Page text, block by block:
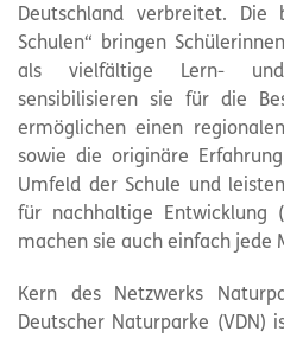
Deutschland verbreitet. Die
Schulen“ bringen
als vielfältige Lern- und
sensibilisieren sie für die
ermöglichen einen
sowie die originäre
Umfeld der Schule und
für nachhaltige Entwicklung
machen sie auch einfach jede
Kern des Netzwerks
Deutscher Naturparke (VDN)